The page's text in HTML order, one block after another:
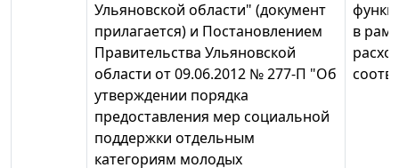
Ульяновской области" (документ
прилагается) и Постановлением
Правительства Ульяновской
области от 09.06.2012 № 277-П "Об
утверждении порядка
предоставления мер социальной
поддержки отдельным
категориям молодых
в